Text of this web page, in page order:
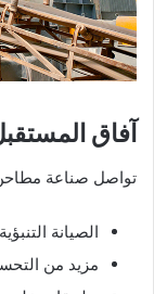
آفاق
تواصل صناعة
الصيانة
مزيد من